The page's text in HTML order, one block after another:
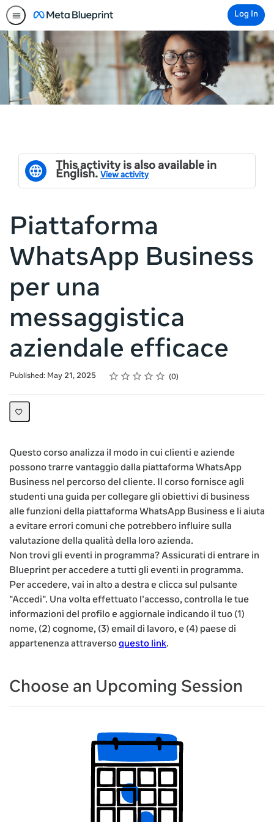
Log In
This activity is also available in
English. View activity
Piattaforma
WhatsApp Business
per una
messaggistica
aziendale efficace
Published: May 21, 2025 Rating
1 star
2 stars
3 stars
4 stars
5 stars
Average rating: 0 0
No reviews
Questo corso analizza il modo in cui clienti e aziende
possono trarre vantaggio dalla piattaforma WhatsApp
Business nel percorso del cliente. Il corso fornisce agli
studenti una guida per collegare gli obiettivi di business
alle funzioni della piattaforma WhatsApp Business e li aiuta
a evitare errori comuni che potrebbero influire sulla
valutazione della qualità della loro azienda.
Non trovi gli eventi in programma? Assicurati di entrare in
Blueprint per accedere a tutti gli eventi in programma.
Per accedere, vai in alto a destra e clicca sul pulsante
"Accedi". Una volta effettuato l'accesso, controlla le tue
informazioni del profilo e aggiornale indicando il tuo (1)
nome, (2) cognome, (3) email di lavoro, e (4) paese di
appartenenza attraverso questo link.
Choose an Upcoming Session